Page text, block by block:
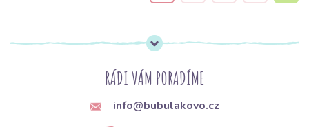
RÁDI VÁM PORADÍME
info@bubulakovo.cz